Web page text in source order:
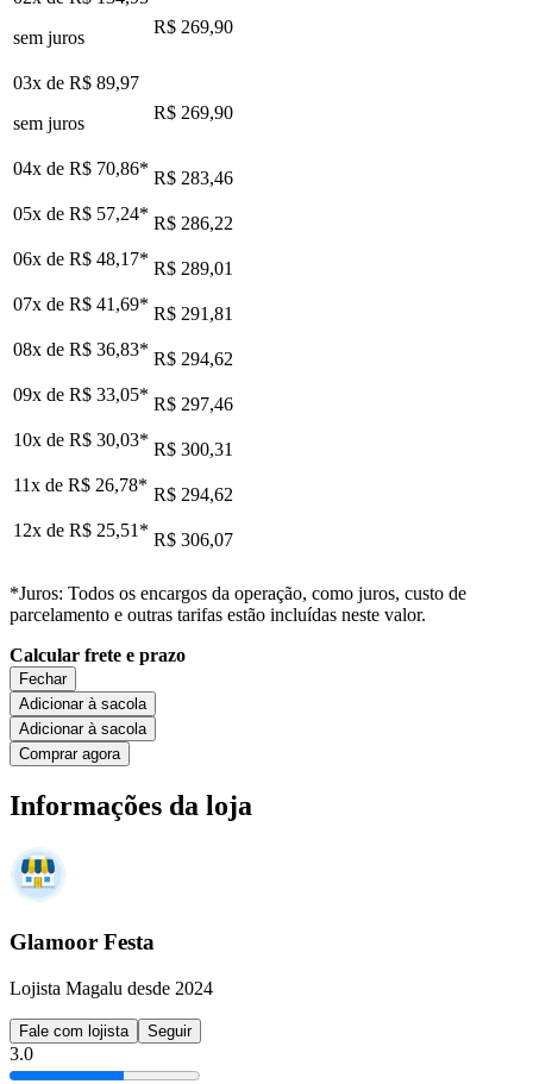
sem juros
R$ 269,90
03x de R$ 89,97
sem juros
R$ 269,90
04x de R$ 70,86* R$ 283,46
05x de R$ 57,24* R$ 286,22
06x de R$ 48,17* R$ 289,01
07x de R$ 41,69* R$ 291,81
08x de R$ 36,83* R$ 294,62
09x de R$ 33,05* R$ 297,46
10x de R$ 30,03* R$ 300,31
11x de R$ 26,78* R$ 294,62
12x de R$ 25,51 * R$ 306,07
*Juros: Todos os encargos da operação, como juros, custo de
parcelamento e outras tarifas estão incluídas neste valor.
Calcular frete e prazo
Fechar
Adicionar à sacola
Adicionar à sacola
Comprar agora
Informações da loja
Glamoor Festa
Lojista Magalu desde 2024
Fale com lojista Seguir
3.0